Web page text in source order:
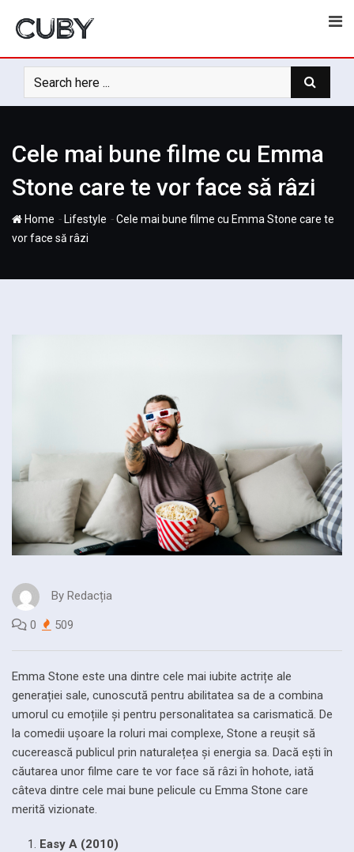
Cele mai bune filme cu Emma
Stone care te vor face să râzi
Home - Lifestyle -Cele mai bune filme cu Emma Stone care te
vor face să râzi
By Redacția
0 509
Emma Stone este una dintre cele mai iubite actrițe ale
generației sale, cunoscută pentru abilitatea sa de a combina
umorul cu emoțiile și pentru personalitatea sa carismatică. De
la comedii ușoare la roluri mai complexe, Stone a reușit să
cucerească publicul prin naturalețea și energia sa. Dacă ești în
căutarea unor filme care te vor face să râzi în hohote, iată
câteva dintre cele mai bune pelicule cu Emma Stone care
merită vizionate.
Easy A (2010)